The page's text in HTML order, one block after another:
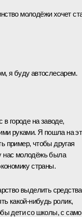
молодёжи хочет
я буду автослесарем.
в городе на заводе,
руками. Я пошла на
пример, чтобы другая
нас молодёжь была
страны.
выделить средства
какой‑нибудь ролик,
дети со школы, с